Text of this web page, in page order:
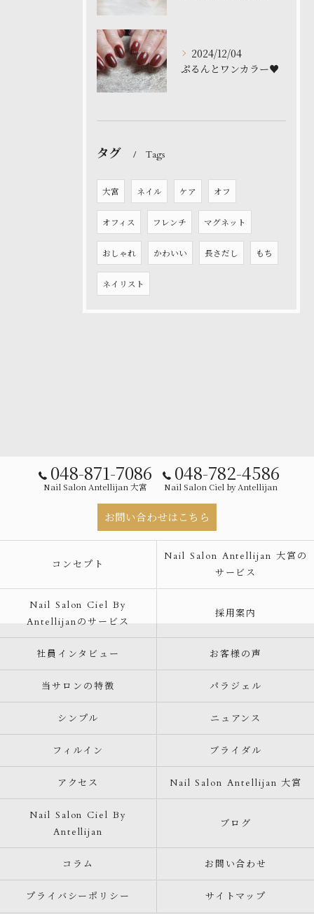
2024/12/04
ぷるんとワンカラー♥️
タグ Tags
大宮 ネイル ケア オフ
オフィス フレンチ マグネット
おしゃれ かわいい 長さだし もち
ネイリスト
048-871-7086
Nail Salon Antellijan 大宮
048-782-4586
Nail Salon Ciel by Antellijan
お問い合わせはこちら
コンセプト
Nail Salon Antellijan 大宮の
サービス
Nail Salon Ciel By
Antellijanのサービス
採用案内
社員インタビュー お客様の声
当サロンの特徴 パラジェル
シンプル ニュアンス
フィルイン ブライダル
アクセス Nail Salon Antellijan 大宮
Nail Salon Ciel By
Antellijan
ブログ
コラム お問い合わせ
プライバシーポリシー サイトマップ